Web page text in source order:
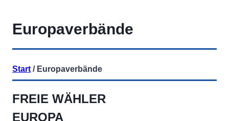
Europaverbände
Start / Europaverbände
FREIE WÄHLER
EUROPA